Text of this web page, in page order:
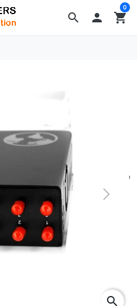
search  shopping_cart
0
Next
search